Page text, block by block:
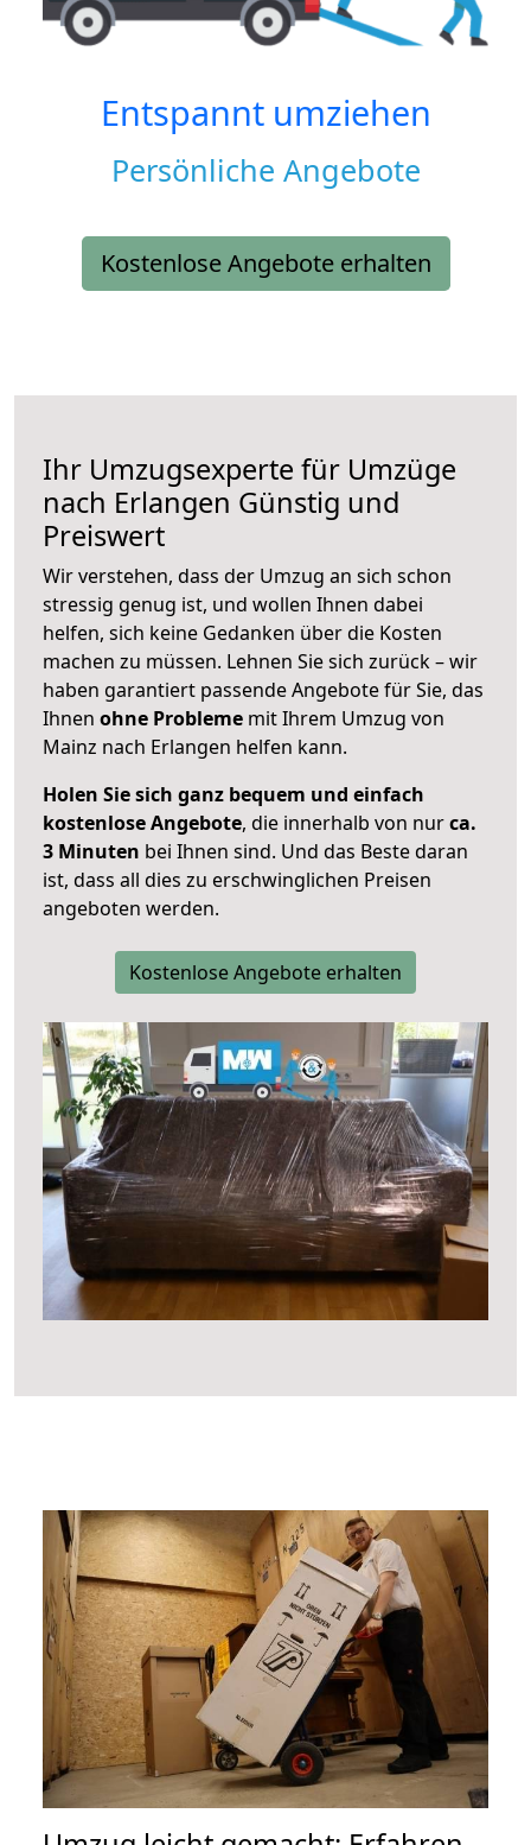
Entspannt umziehen
Persönliche Angebote
Kostenlose Angebote erhalten
Ihr Umzugsexperte für Umzüge
nach Erlangen Günstig und
Preiswert
Wir verstehen, dass der Umzug an sich schon
stressig genug ist, und wollen Ihnen dabei
helfen, sich keine Gedanken über die Kosten
machen zu müssen. Lehnen Sie sich zurück – wir
haben garantiert passende Angebote für Sie, das
Ihnen ohne Probleme mit Ihrem Umzug von
Mainz nach Erlangen helfen kann.
Holen Sie sich ganz bequem und einfach
kostenlose Angebote, die innerhalb von nurca.
3 Minuten bei Ihnen sind. Und das Beste daran
ist, dass all dies zu erschwinglichen Preisen
angeboten werden.
Kostenlose Angebote erhalten